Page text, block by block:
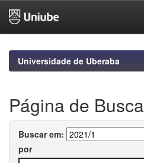
navigationUniversidade de Uberaba
Página de Busca
Buscar em:
por